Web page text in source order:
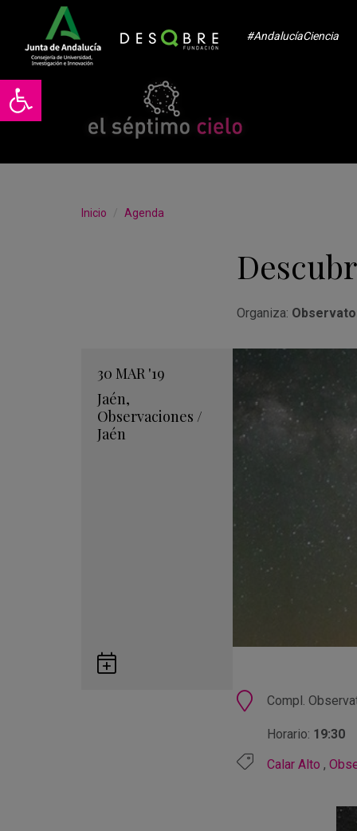
Abrir barra de herramientas
#AndalucíaCiencia
Inicio Agenda
Organiza:
30 MAR '19
Jaén,
Observaciones /
Jaén
Guardar
en
Ubicación
Compl.
Horario: 19:30
Calar Alto ,